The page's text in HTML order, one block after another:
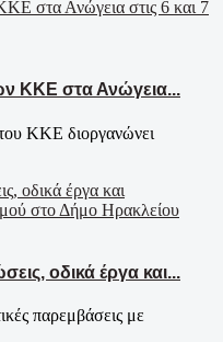
ΚΚΕ στα Ανώγεια...
ΚΚΕ διοργανώνει
οδικά έργα και...
παρεμβάσεις με